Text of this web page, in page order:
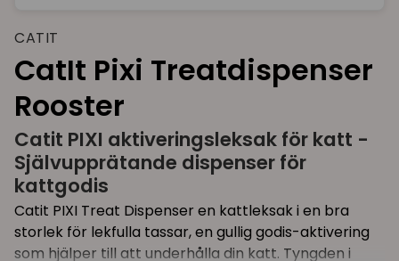
CATIT
CatIt Pixi Treatdispenser
Rooster
Catit PIXI aktiveringsleksak för katt -
Självupprätande dispenser för
kattgodis
Catit PIXI Treat Dispenser en kattleksak i en bra
storlek för lekfulla tassar, en gullig godis-aktivering
som hjälper till att underhålla din katt. Tyngden i